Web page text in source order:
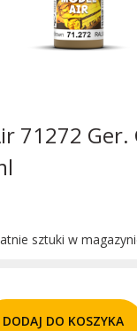
71272 Ger.
sztuki w
DODAJ DO KOSZYKA